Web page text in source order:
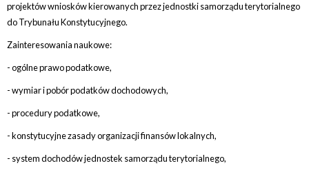
projektów wniosków kierowanych przez jednostki samorządu terytorialnego
do Trybunału Konstytucyjnego.
Zainteresowania naukowe:
- ogólne prawo podatkowe,
- wymiar i pobór podatków dochodowych,
- procedury podatkowe,
- konstytucyjne zasady organizacji finansów lokalnych,
- system dochodów jednostek samorządu terytorialnego,